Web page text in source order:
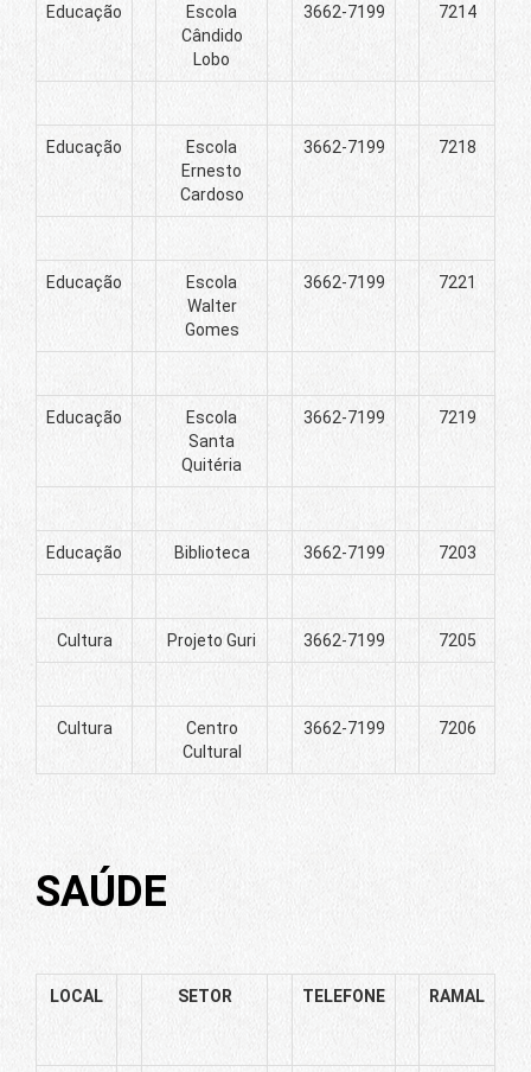
Educação
Escola
Cândido
Lobo
3662-7199 7214
Educação
Escola
Ernesto
Cardoso
3662-7199 7218
Educação
Escola
Walter
Gomes
3662-7199 7221
Educação
Escola
Santa
Quitéria
3662-7199 7219
Educação Biblioteca 3662-7199 7203
Cultura Projeto Guri 3662-7199 7205
Cultura
Centro
Cultural
3662-7199 7206
SAÚDE
LOCAL SETOR TELEFONE RAMAL